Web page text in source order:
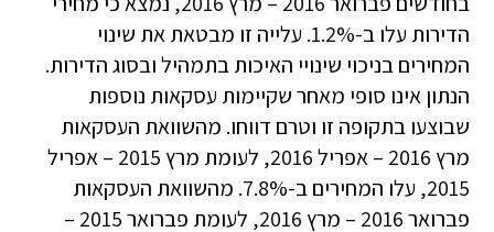
הדירות עלו ב-1.2%. עלייה זו מבטאת את שינוי
המחירים בניכוי שינויי האיכות בתמהיל ובסוג הדירות.
הנתון אינו סופי מאחר שקיימות עסקאות נוספות
שבוצעו בתקופה זו וטרם דווחו. מהשוואת העסקאות
מרץ 2016 – אפריל 2016, לעומת מרץ 2015 – אפריל
2015, עלו המחירים ב-7.8%. מהשוואת העסקאות
פברואר 2016 – מרץ 2016, לעומת פברואר 2015 –